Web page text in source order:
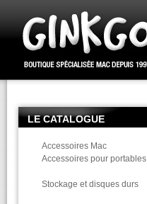
LE CATALOGUE
Accessoires Mac
Accessoires pour portables
Stockage et disques durs